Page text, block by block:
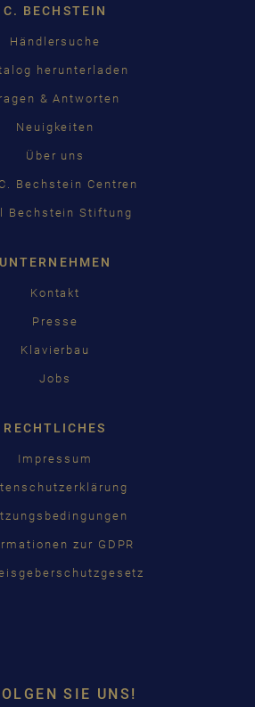
C. BECHSTEIN
Händlersuche
herunterladen
& Antworten
Neuigkeiten
Über uns
Bechstein Centren
Bechstein Stiftung
UNTERNEHMEN
Kontakt
Presse
Klavierbau
Jobs
RECHTLICHES
Impressum
zur GDPR
SIE UNS!